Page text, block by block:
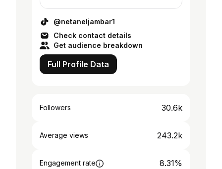
@netaneljambar1
Check contact details
Get audience breakdown
Full Profile Data
Followers 30.6k
Average views 243.2k
Engagement rate 8.31%